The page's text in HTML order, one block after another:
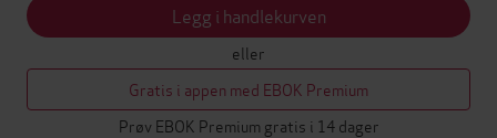
Legg i handlekurven
eller
Gratis i appen med EBOK Premium
Prøv EBOK Premium gratis i 14 dager